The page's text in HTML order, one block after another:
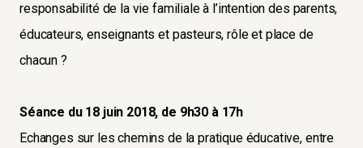
responsabilité de la vie familiale à l’intention des parents,
éducateurs, enseignants et pasteurs, rôle et place de
chacun ?
Séance du 18 juin 2018, de 9h30 à 17h
Echanges sur les chemins de la pratique éducative, entre